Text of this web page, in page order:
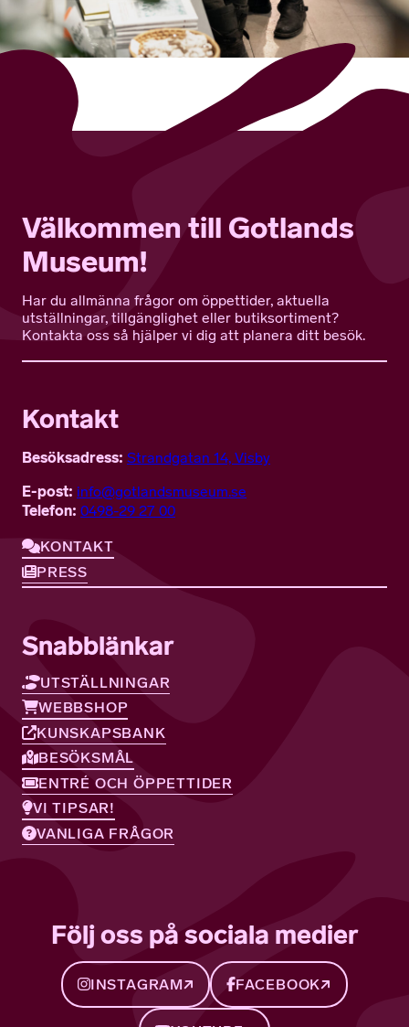
Välkommen till Gotlands
Museum!
Har du allmänna frågor om öppettider, aktuella
utställningar, tillgänglighet eller butiksortiment?
Kontakta oss så hjälper vi dig att planera ditt besök.
Kontakt
Besöksadress: Strandgatan 14, Visby
E-post: info@gotlandsmuseum.se
Telefon: 0498-29 27 00
KONTAKT
PRESS
Snabblänkar
UTSTÄLLNINGAR
WEBBSHOP
KUNSKAPSBANK
BESÖKSMÅL
ENTRÉ OCH ÖPPETTIDER
VI TIPSAR!
VANLIGA FRÅGOR
Följ oss på sociala medier
INSTAGRAM FACEBOOK